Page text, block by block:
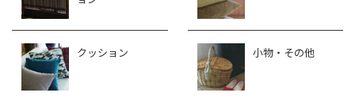
クッション 小物・その他